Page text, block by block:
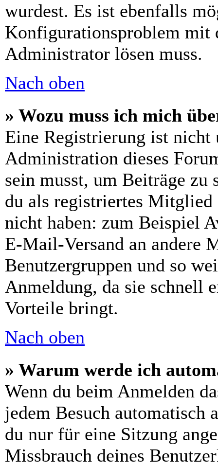
wurdest. Es ist ebenfalls
Konfigurationsproblem mit
Administrator lösen muss.
Nach oben
» Wozu muss ich mich
Eine Registrierung ist
Administration dieses
sein musst, um Beiträge
du als registriertes Mitglied
nicht haben: zum Beispiel
E-Mail-Versand an andere
Benutzergruppen und so
Anmeldung, da sie schnell
Vorteile bringt.
Nach oben
» Warum werde ich
Wenn du beim Anmelden
jedem Besuch automatisch
du nur für eine Sitzung
Missbrauch deines